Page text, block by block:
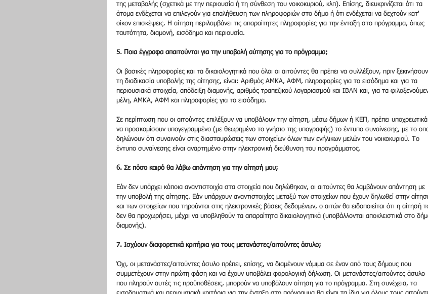
της μεταβολής (σχετικά με την περιουσία ή τη σύνθεση του νοικοκυριού, κλπ). Επίσης, διευκρινίζεται ότι τα
άτομα ενδέχεται να επιλεγούν για επαλήθευση των πληροφοριών στο δήμο ή ότι ενδέχεται να δεχτούν κατ'
οίκον επισκέψεις. Η αίτηση περιλαμβάνει τις απαραίτητες πληροφορίες για την ένταξη στο πρόγραμμα, όπως
ταυτότητα, διαμονή, εισόδημα και περιουσία.
5. Ποια έγγραφα απαιτούνται για την υποβολή αύτησης για το πρόγραμμα;
Οι βασικές πληροφορίες και τα δικαιολογητικά που όλοι οι αιτούντες θα πρέπει να συλλέξουν, πριν ξεκινήσουν
τη διαδικασία υποβολής της αίτησης, είναι: Αριθμός ΑΜΚΑ, ΑΦΜ, πληροφορίες για το εισόδημα και για τα
περιουσιακά στοιχεία, απόδειξη διαμονής, αριθμός τραπεζικού λογαριασμού και IBAN και, για τα
μέλη, ΑΜΚΑ, ΑΦΜ και πληροφορίες για το εισόδημα.
Σε περίπτωση που οι αιτούντες επιλέξουν να υποβάλουν την αίτηση, μέσω δήμων ή ΚΕΠ, πρέπει υποχρεωτικά
να προσκομίσουν υπογεγραμμένο (με θεωρημένο το γνήσιο της υπογραφής) το έντυπο συναίνεσης, με το
δηλώνουν ότι συναινούν στις διασταυρώσεις των στοιχείων όλων των ενήλικων μελών του νοικοκυριού. Το
έντυπο συναίνεσης είναι αναρτημένο στην ηλεκτρονική διεύθυνση του προγράμματος.
6. Σε πόσο καιρό θα λάβω απάντηση για την αίτησή μου;
Εάν δεν υπάρχει κάποια αναντιστοιχία στα στοιχεία που δηλώθηκαν, οι αιτούντες θα λαμβάνουν απάντηση με
την υποβολή της αίτησης. Εάν υπάρχουν αναντιστοιχίες μεταξύ των στοιχείων που έχουν δηλωθεί στην
και των στοιχείων που τηρούνται στις ηλεκτρονικές βάσεις δεδομένων, ο αιτών θα ειδοποιείται ότι η αίτησή
δεν θα προχωρήσει, μέχρι να υποβληθούν τα απαραίτητα δικαιολογητικά (υποβάλλονται αποκλειστικά στο
διαμονής).
7. Ισχύουν διαφορετικά κριτήρια για τους μετανάστες/αιτούντες άσυλο;
Όχι, οι μετανάστες/αιτούντες άσυλο πρέπει, επίσης, να διαμένουν νόμιμα σε έναν από τους δήμους που
συμμετέχουν στην πρώτη φάση και να έχουν υποβάλει φορολογική δήλωση. Οι μετανάστες/αιτούντες άσυλο
που πληρούν αυτές τις προϋποθέσεις, μπορούν να υποβάλουν αίτηση για το πρόγραμμα. Στη συνέχεια, τα